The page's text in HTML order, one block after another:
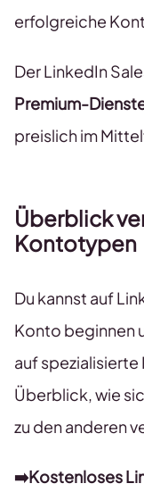
erfolgreiche
Der LinkedIn
Premium-
preislich im
Überblick
Kontotypen
Du kannst auf
Konto beginnen
auf spezialisierte
Überblick, wie
zu den anderen
➡️Kostenloses